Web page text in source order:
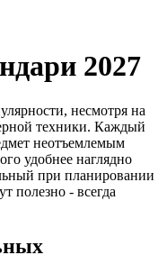
2027
несмотря на
техники. Каждый
неотъемлемым
удобнее наглядно
при планировании
полезно - всегда